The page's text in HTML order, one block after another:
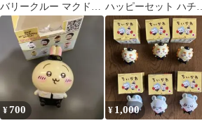
バリークルー マクドナ
ルド ハッピーセット
ハッピーセット ハチワ
レ ラッコ
¥700 ¥ 1,000